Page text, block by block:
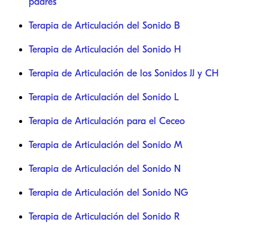
Terapia de Articulación del Sonido B
Terapia de Articulación del Sonido H
Terapia de Articulación de los Sonidos JJ y CH
Terapia de Articulación del Sonido L
Terapia de Articulación para el Ceceo
Terapia de Articulación del Sonido M
Terapia de Articulación del Sonido N
Terapia de Articulación del Sonido NG
Terapia de Articulación del Sonido R